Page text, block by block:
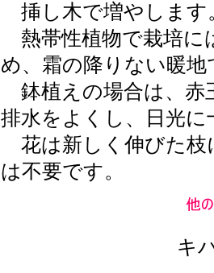
挿し木で増やします
熱帯性植物で栽培に
め、霜の降りない暖
鉢植えの場合は、赤
排水をよくし、日光
花は新しく伸びた枝
は不要です。
キ